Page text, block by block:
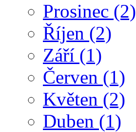
Prosinec (2)
Říjen (2)
Září (1)
Červen (1)
Květen (2)
Duben (1)